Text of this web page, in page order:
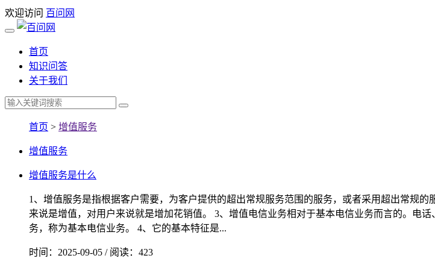
欢迎访问 百问网
首页
知识问答
关于我们
首页 > 增值服务
增值服务
增值服务是什么
1、增值服务是指根据客户需要，为客户提供的超出常规服务范围的服务，或者采用超出常规
来说是增值，对用户来说就是增加花销值。 3、增值电信业务相对于基本电信业务而言的。电
务，称为基本电信业务。 4、它的基本特征是...
时间：2025-09-05 / 阅读：423